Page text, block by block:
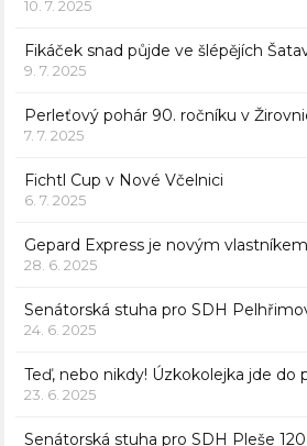
10. 7. 2025
Fikáček snad půjde ve šlépějích
9. 7. 2025
Perleťový pohár 90. ročníku v
7. 7. 2025
Fichtl Cup v Nové Včelnici
6. 7. 2025
Gepard Express je novým
28. 6. 2025
Senátorská stuha pro SDH
24. 6. 2025
Teď, nebo nikdy! Úzkokolejka jde do
23. 6. 2025
Senátorská stuha pro SDH Pleše